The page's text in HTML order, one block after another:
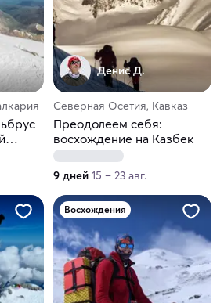
Денис Д.
Северная Осетия, Кавказ
Преодолеем себя:
восхождение на Казбек
9 дней 15 – 23 авг.
Восхождения